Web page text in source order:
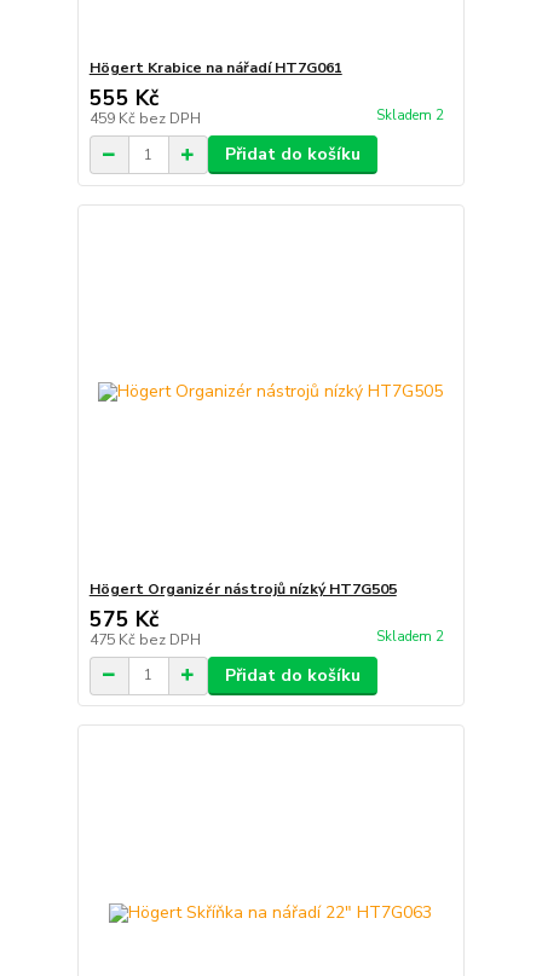
Högert Krabice na nářadí HT7G061
555 Kč
459 Kč bez DPH Skladem 2
Přidat do košíku
Högert Organizér nástrojů nízký HT7G505
575 Kč
475 Kč bez DPH Skladem 2
Přidat do košíku